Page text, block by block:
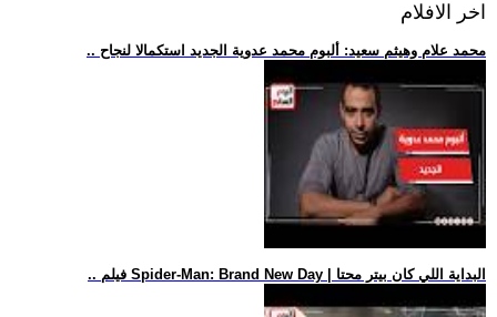
اخر الافلام
.. محمد علام وهيثم سعيد: ألبوم محمد عدوية الجديد استكمالا لنجاح
.. فيلم Spider-Man: Brand New Day | البداية اللي كان بيتر محتا